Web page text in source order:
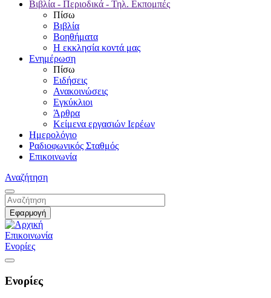
Βιβλία - Περιοδικά - Τηλ. Εκπομπές
Πίσω
Βιβλία
Βοηθήματα
Η εκκλησία κοντά μας
Ενημέρωση
Πίσω
Ειδήσεις
Ανακοινώσεις
Εγκύκλιοι
Άρθρα
Κείμενα εργασιών Ιερέων
Ημερολόγιο
Ραδιοφωνικός Σταθμός
Επικοινωνία
Αναζήτηση
Επικοινωνία
Ενορίες
Ενορίες